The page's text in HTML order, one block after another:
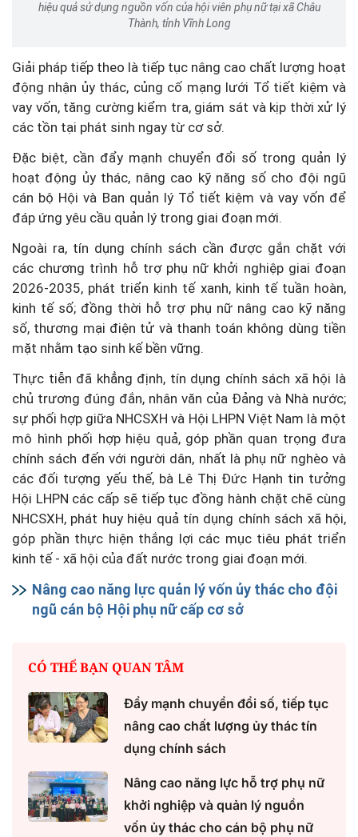
hiệu quả sử dụng nguồn vốn của hội viên phụ nữ tại xã Châu
Thành, tỉnh Vĩnh Long
Giải pháp tiếp theo là tiếp tục nâng cao chất lượng hoạt
động nhận ủy thác, củng cố mạng lưới Tổ tiết kiệm và
vay vốn, tăng cường kiểm tra, giám sát và kịp thời xử lý
các tồn tại phát sinh ngay từ cơ sở.
Đặc biệt, cần đẩy mạnh chuyển đổi số trong quản lý
hoạt động ủy thác, nâng cao kỹ năng số cho đội ngũ
cán bộ Hội và Ban quản lý Tổ tiết kiệm và vay vốn để
đáp ứng yêu cầu quản lý trong giai đoạn mới.
Ngoài ra, tín dụng chính sách cần được gắn chặt với
các chương trình hỗ trợ phụ nữ khởi nghiệp giai đoạn
2026-2035, phát triển kinh tế xanh, kinh tế tuần hoàn,
kinh tế số; đồng thời hỗ trợ phụ nữ nâng cao kỹ năng
số, thương mại điện tử và thanh toán không dùng tiền
mặt nhằm tạo sinh kế bền vững.
Thực tiễn đã khẳng định, tín dụng chính sách xã hội là
chủ trương đúng đắn, nhân văn của Đảng và Nhà nước;
sự phối hợp giữa NHCSXH và Hội LHPN Việt Nam là một
mô hình phối hợp hiệu quả, góp phần quan trọng đưa
chính sách đến với người dân, nhất là phụ nữ nghèo và
các đối tượng yếu thế, bà Lê Thị Đức Hạnh tin tưởng
Hội LHPN các cấp sẽ tiếp tục đồng hành chặt chẽ cùng
NHCSXH, phát huy hiệu quả tín dụng chính sách xã hội,
góp phần thực hiện thắng lợi các mục tiêu phát triển
kinh tế - xã hội của đất nước trong giai đoạn mới.
Nâng cao năng lực quản lý vốn ủy thác cho đội
ngũ cán bộ Hội phụ nữ cấp cơ sở
CÓ THỂ BẠN QUAN TÂM
Đẩy mạnh chuyển đổi số, tiếp tục
nâng cao chất lượng ủy thác tín
dụng chính sách
Nâng cao năng lực hỗ trợ phụ nữ
khởi nghiệp và quản lý nguồn
vốn ủy thác cho cán bộ phụ nữ